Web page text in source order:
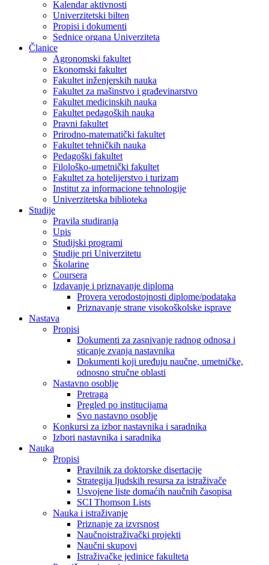
Kalendar aktivnosti
Univerzitetski bilten
Propisi i dokumenti
Sednice organa Univerziteta
Članice
Agronomski fakultet
Ekonomski fakultet
Fakultet inženjerskih nauka
Fakultet za mašinstvo i građevinarstvo
Fakultet medicinskih nauka
Fakultet pedagoških nauka
Pravni fakultet
Prirodno-matematički fakultet
Fakultet tehničkih nauka
Pedagoški fakultet
Filološko-umetnički fakultet
Fakultet za hotelijerstvo i turizam
Institut za informacione tehnologije
Univerzitetska biblioteka
Studije
Pravila studiranja
Upis
Studijski programi
Studije pri Univerzitetu
Školarine
Coursera
Izdavanje i priznavanje diploma
Provera verodostojnosti diplome/podataka
Priznavanje strane visokoškolske isprave
Nastava
Propisi
Dokumenti za zasnivanje radnog odnosa i
sticanje zvanja nastavnika
Dokumenti koji uređuju naučne, umetničke,
odnosno stručne oblasti
Nastavno osoblje
Pretraga
Pregled po institucijama
Svo nastavno osoblje
Konkursi za izbor nastavnika i saradnika
Izbori nastavnika i saradnika
Nauka
Propisi
Pravilnik za doktorske disertacije
Strategija ljudskih resursa za istraživače
Usvojene liste domaćih naučnih časopisa
SCI Thomson Lists
Nauka i istraživanje
Priznanje za izvrsnost
Naučnoistraživački projekti
Naučni skupovi
Istraživačke jedinice fakulteta